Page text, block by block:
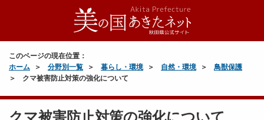
このページの現在位置：
ホーム
分野別一覧 暮らし・環境 自然・環境
鳥獣保護
クマ被害防止対策の強化について
クマ被害防止対策の強化について